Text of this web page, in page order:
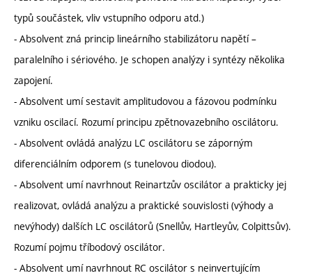
typů součástek, vliv vstupního odporu atd.)
- Absolvent zná princip lineárního stabilizátoru napětí –
paralelního i sériového. Je schopen analýzy i syntézy několika
zapojení.
- Absolvent umí sestavit amplitudovou a fázovou podmínku
vzniku oscilací. Rozumí principu zpětnovazebního oscilátoru.
- Absolvent ovládá analýzu LC oscilátoru se záporným
diferenciálním odporem (s tunelovou diodou).
- Absolvent umí navrhnout Reinartzův oscilátor a prakticky jej
realizovat, ovládá analýzu a praktické souvislosti (výhody a
nevýhody) dalších LC oscilátorů (Snellův, Hartleyův, Colpittsův).
Rozumí pojmu tříbodový oscilátor.
- Absolvent umí navrhnout RC oscilátor s neinvertujícím